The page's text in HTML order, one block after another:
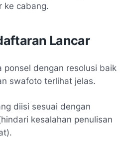
ke cabang.
Lancar
ponsel dengan resolusi baik
swafoto terlihat jelas.
diisi sesuai dengan
kesalahan penulisan